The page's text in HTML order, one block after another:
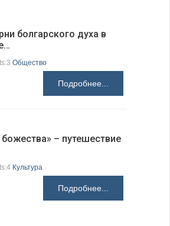
болгарского духа в
Общество
Подробнее...
– путешествие
Культура
Подробнее...